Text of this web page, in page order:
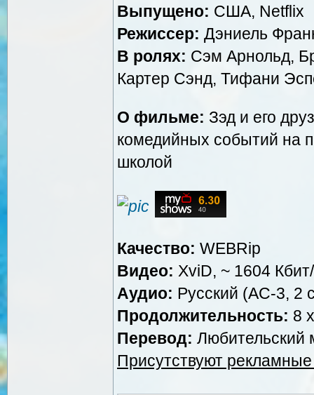
Выпущено: США, Netflix
Режиссер: Дэниель
В ролях: Сэм Арнольд,
Картер Сэнд, Тифани
О фильме: Зэд и его
комедийных событий на
школой
Качество: WEBRip
Видео: XviD, ~ 1604
Аудио: Русский (AC-3, 2
Продолжительность: 8
Перевод: Любительский
Присутствуют рекламные